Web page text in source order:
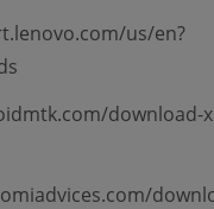
us/en?
download-